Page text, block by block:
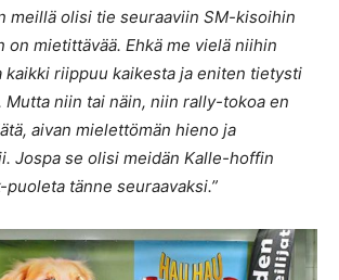
meillä olisi tie seuraaviin SM-kisoihin
on mietittävää. Ehkä me vielä niihin
kaikki riippuu kaikesta ja eniten tietysti
Mutta niin tai näin, niin rally-tokoa en
aivan mielettömän hieno ja
Jospa se olisi meidän Kalle-hoffin
tänne seuraavaksi.”